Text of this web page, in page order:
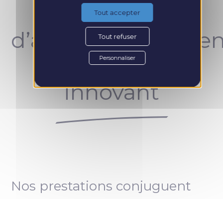
Un concept
unique et
innovant
Nos prestations conjuguent
Tout accepter
Tout refuser
Personnaliser